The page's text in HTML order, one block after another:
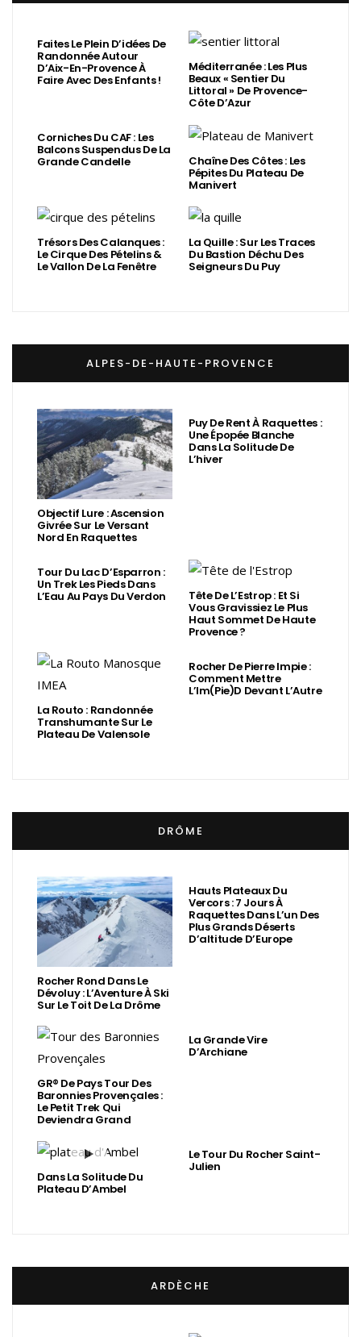
Faites Le Plein D’idées De
Randonnée Autour
D’Aix-En-Provence À
Faire Avec Des Enfants !
Méditerranée : Les Plus
Beaux « Sentier Du
Littoral » De Provence-
Côte D’Azur
Corniches Du CAF : Les
Balcons Suspendus De La
Grande Candelle Chaîne Des Côtes : Les
Pépites Du Plateau De
Manivert
Trésors Des Calanques :
Le Cirque Des Pételins &
Le Vallon De La Fenêtre
La Quille : Sur Les Traces
Du Bastion Déchu Des
Seigneurs Du Puy
ALPES-DE-HAUTE-PROVENCE
Objectif Lure : Ascension
Givrée Sur Le Versant
Nord En Raquettes
Puy De Rent À Raquettes :
Une Épopée Blanche
Dans La Solitude De
L’hiver
Tour Du Lac D’Esparron :
Un Trek Les Pieds Dans
L’Eau Au Pays Du Verdon Tête De L’Estrop : Et Si
Vous Gravissiez Le Plus
Haut Sommet De Haute
Provence ?
La Routo : Randonnée
Transhumante Sur Le
Plateau De Valensole
Rocher De Pierre Impie :
Comment Mettre
L’Im(Pie)d Devant L’Autre
DRÔME
Rocher Rond Dans Le
Dévoluy : L’Aventure À Ski
Sur Le Toit De La Drôme
Hauts Plateaux Du
Vercors : 7 Jours À
Raquettes Dans L’un Des
Plus Grands Déserts
D’altitude D’Europe
GR® De Pays Tour Des
Baronnies Provençales :
Le Petit Trek Qui
Deviendra Grand
La Grande Vire
D’Archiane
Dans La Solitude Du
Plateau D’Ambel
Le Tour Du Rocher Saint-
Julien
ARDÈCHE